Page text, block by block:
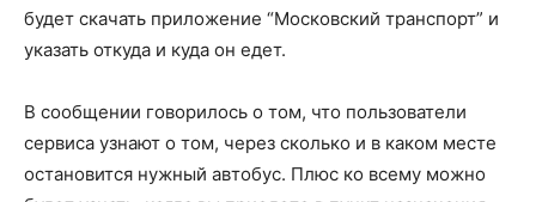
будет скачать приложение “Московский транспорт” и
указать откуда и куда он едет.
В сообщении говорилось о том, что пользователи
сервиса узнают о том, через сколько и в каком месте
остановится нужный автобус. Плюс ко всему можно